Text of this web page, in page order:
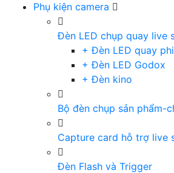
Phụ kiện camera
Đèn LED chụp quay live
+ Đèn LED quay
+ Đèn LED Godox
+ Đèn kino
Bộ đèn chụp sản phẩm-
Capture card hỗ trợ live
Đèn Flash và Trigger